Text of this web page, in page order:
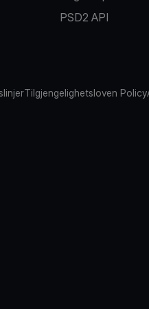
PSD2 API
Tilgjengelighetsloven Policy